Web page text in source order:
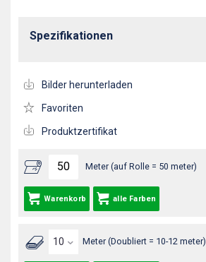
Meter (auf Rolle = 50 meter)
Warenkorb alle Farben
Meter (Doubliert = 10-12 meter)
Spezifikationen
Bilder herunterladen
Favoriten
Produktzertifikat